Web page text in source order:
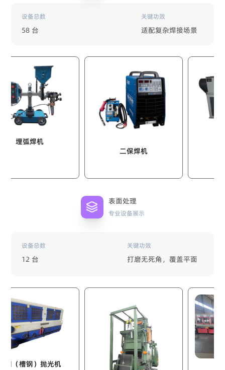
设备总数
58 台
关键功效
适配复杂焊接场景
焊机
二保焊机
表面处理
专业设备展示
设备总数
12 台
关键功效
打磨无死角，覆盖平面
钢）抛光机